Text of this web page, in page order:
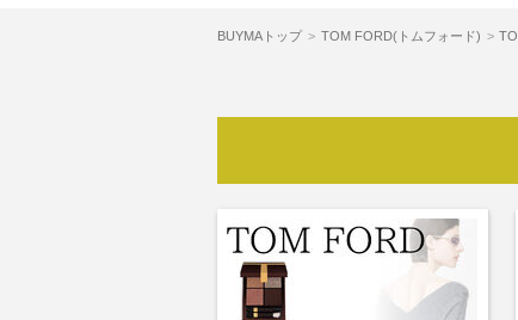
BUYMAトップ TOM FORD(トムフォード)